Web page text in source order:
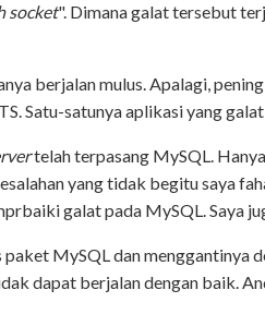
socket". Dimana galat tersebut
berjalan mulus. Apalagi,
Satu-satunya aplikasi yang
telah terpasang MySQL.
yang tidak begitu saya
galat pada MySQL. Saya
MySQL dan menggantinya
dapat berjalan dengan baik.